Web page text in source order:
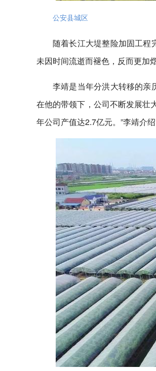
公安县城区
随着长江大堤整险加固工程
未因时间流逝而褪色，反而更加
李靖是当年分洪大转移的亲
在他的带领下，公司不断发展壮
年公司产值达2.7亿元。”李靖介绍